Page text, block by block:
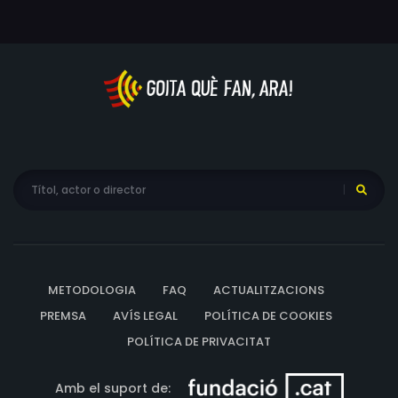
METODOLOGIA FAQ
ACTUALITZACIONS
PREMSA
AVÍS LEGAL
POLÍTICA DE COOKIES
POLÍTICA DE PRIVACITAT
Amb el suport de: